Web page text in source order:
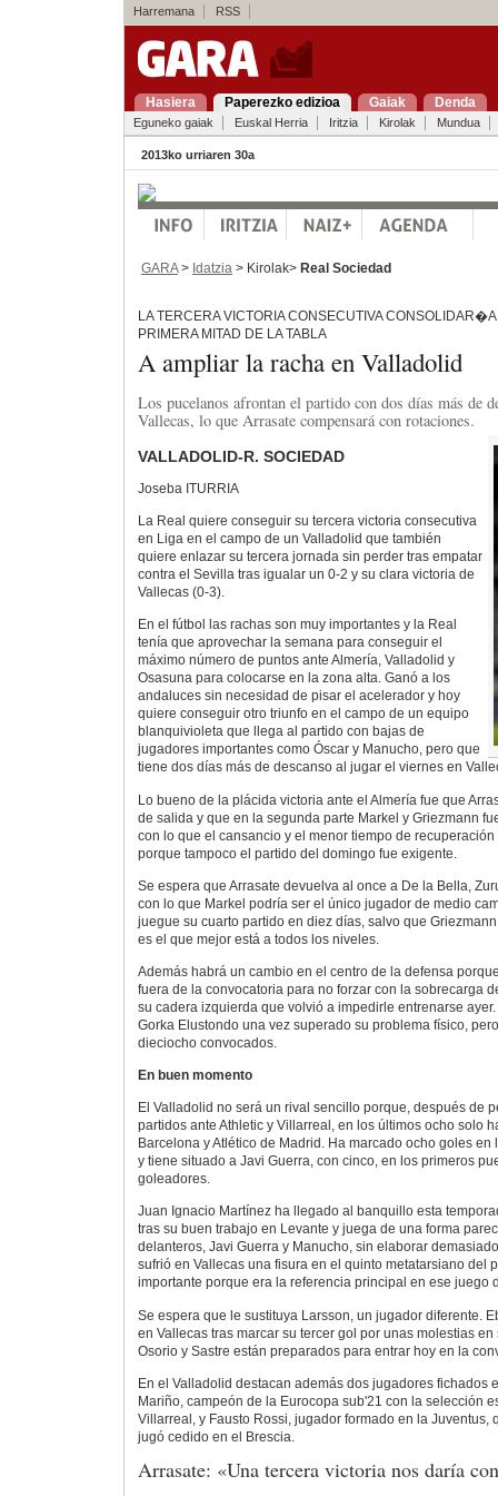
Harremana RSS
Hasiera Paperezko edizioa Gaiak Denda
Eguneko gaiak Euskal Herria Iritzia Kirolak Mundua
2013ko urriaren 30a
GARA> Idatzia > Kirolak> Real Sociedad
LA TERCERA VICTORIA CONSECUTIVA
PRIMERA MITAD DE LA TABLA
A ampliar la racha en Valladolid
Los pucelanos afrontan el partido con dos días más de
Vallecas, lo que Arrasate compensará con rotaciones.
VALLADOLID-R. SOCIEDAD
Joseba ITURRIA
La Real quiere conseguir su tercera victoria consecutiva
en Liga en el campo de un Valladolid que también
quiere enlazar su tercera jornada sin perder tras empatar
contra el Sevilla tras igualar un 0-2 y su clara victoria de
Vallecas (0-3).
En el fútbol las rachas son muy importantes y la Real
tenía que aprovechar la semana para conseguir el
máximo número de puntos ante Almería, Valladolid y
Osasuna para colocarse en la zona alta. Ganó a los
andaluces sin necesidad de pisar el acelerador y hoy
quiere conseguir otro triunfo en el campo de un equipo
blanquivioleta que llega al partido con bajas de
jugadores importantes como Óscar y Manucho, pero que
tiene dos días más de descanso al jugar el viernes en
Lo bueno de la plácida victoria ante el Almería fue que
de salida y que en la segunda parte Markel y Griezmann
con lo que el cansancio y el menor tiempo de
porque tampoco el partido del domingo fue exigente.
Se espera que Arrasate devuelva al once a De la Bella,
con lo que Markel podría ser el único jugador de medio
juegue su cuarto partido en diez días, salvo que
es el que mejor está a todos los niveles.
Además habrá un cambio en el centro de la defensa
fuera de la convocatoria para no forzar con la sobrecarga
su cadera izquierda que volvió a impedirle entrenarse
Gorka Elustondo una vez superado su problema físico,
dieciocho convocados.
En buen momento
El Valladolid no será un rival sencillo porque, después de
partidos ante Athletic y Villarreal, en los últimos ocho solo
Barcelona y Atlético de Madrid. Ha marcado ocho goles en
y tiene situado a Javi Guerra, con cinco, en los primeros
goleadores.
Juan Ignacio Martínez ha llegado al banquillo esta
tras su buen trabajo en Levante y juega de una forma
delanteros, Javi Guerra y Manucho, sin elaborar
sufrió en Vallecas una fisura en el quinto metatarsiano del
importante porque era la referencia principal en ese juego
Se espera que le sustituya Larsson, un jugador diferente.
en Vallecas tras marcar su tercer gol por unas molestias
Osorio y Sastre están preparados para entrar hoy en la
En el Valladolid destacan además dos jugadores fichados
Mariño, campeón de la Eurocopa sub'21 con la selección
Villarreal, y Fausto Rossi, jugador formado en la Juventus,
jugó cedido en el Brescia.
Arrasate: «Una tercera victoria nos daría